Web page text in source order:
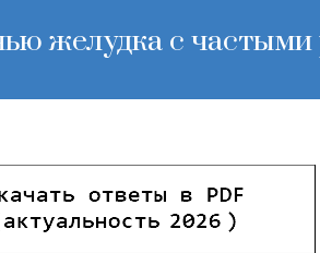
желудка с